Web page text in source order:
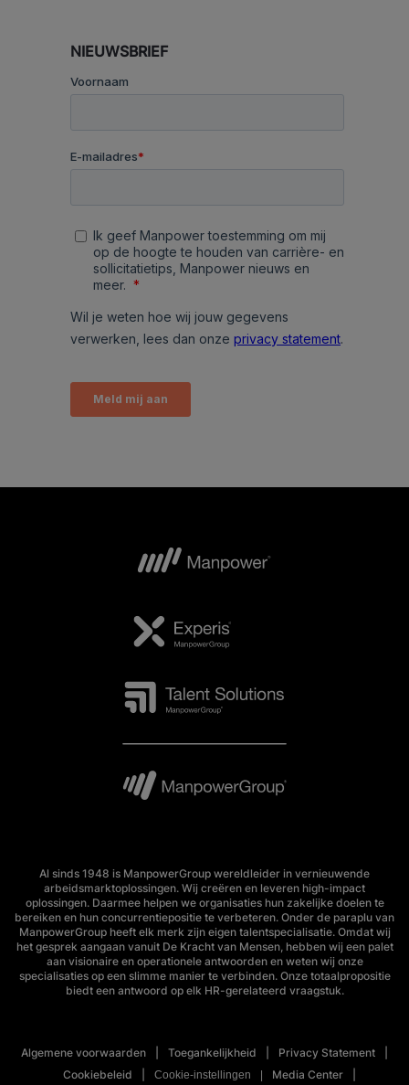
NIEUWSBRIEF
Al sinds 1948 is ManpowerGroup wereldleider in vernieuwende
arbeidsmarktoplossingen. Wij creëren en leveren high-impact
oplossingen. Daarmee helpen we organisaties hun zakelijke doelen te
bereiken en hun concurrentiepositie te verbeteren. Onder de paraplu van
ManpowerGroup heeft elk merk zijn eigen talentspecialisatie. Omdat wij
het gesprek aangaan vanuit De Kracht van Mensen, hebben wij een palet
aan visionaire en operationele antwoorden en weten wij onze
specialisaties op een slimme manier te verbinden. Onze totaalpropositie
biedt een antwoord op elk HR-gerelateerd vraagstuk.
Algemene voorwaarden Toegankelijkheid
Privacy Statement
Cookiebeleid
Cookie-instellingen Media Center